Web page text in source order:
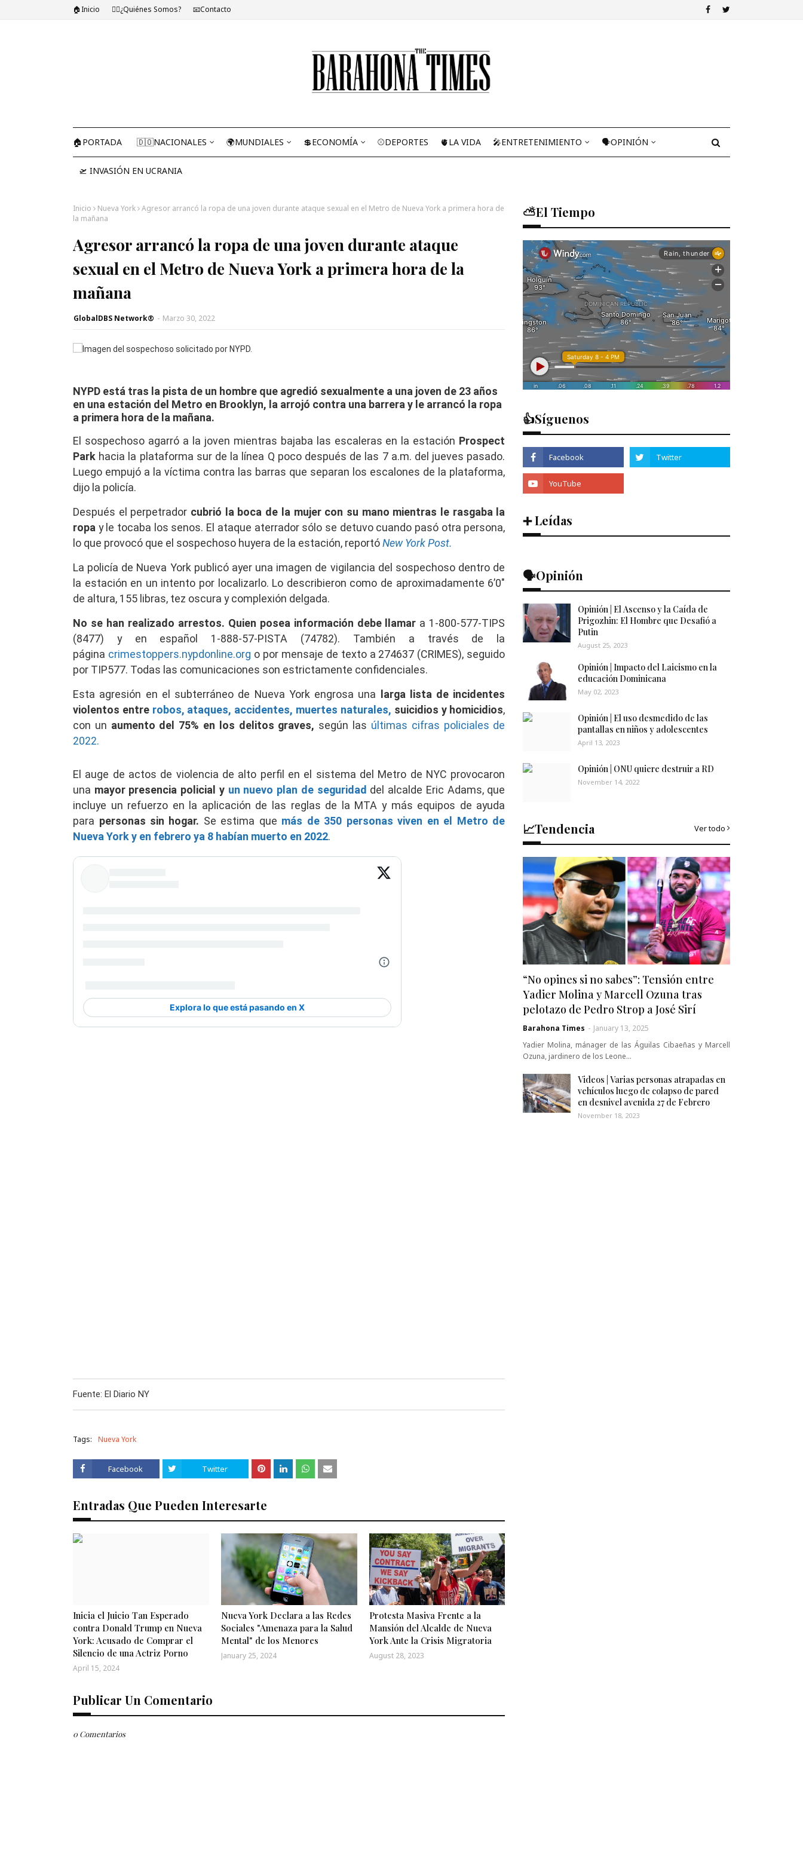
🏠Inicio 🤷‍♂️¿Quiénes Somos? 📧Contacto
🏠PORTADA 🇩🇴NACIONALES 🌍MUNDIALES 💲ECONOMÍA ⚾DEPORTES 🫀LA VIDA 🎤ENTRETENIMIENTO 🗣OPINIÓN
🛫 INVASIÓN EN UCRANIA
Inicio Nueva York Agresor arrancó la ropa de una joven durante ataque sexual en el Metro de Nueva York a primera hora de
la mañana
Agresor arrancó la ropa de una joven durante ataque
sexual en el Metro de Nueva York a primera hora de la
mañana
GlobalDBS Network® - Marzo 30, 2022
NYPD está tras la pista de un hombre que agredió sexualmente a una joven de 23 años
en una estación del Metro en Brooklyn, la arrojó contra una barrera y le arrancó la ropa
a primera hora de la mañana.
El sospechoso agarró a la joven mientras bajaba las escaleras en la estación Prospect
Park hacia la plataforma sur de la línea Q poco después de las 7 a.m. del jueves pasado.
Luego empujó a la víctima contra las barras que separan los escalones de la plataforma,
dijo la policía.
Después el perpetrador cubrió la boca de la mujer con su mano mientras le rasgaba la
ropa y le tocaba los senos. El ataque aterrador sólo se detuvo cuando pasó otra persona,
lo que provocó que el sospechoso huyera de la estación, reportóNew York Post.
La policía de Nueva York publicó ayer una imagen de vigilancia del sospechoso dentro de
la estación en un intento por localizarlo. Lo describieron como de aproximadamente 6’0″
de altura, 155 libras, tez oscura y complexión delgada.
No se han realizado arrestos. Quien posea información debe llamar a 1-800-577-TIPS
(8477) y en español 1-888-57-PISTA (74782). También a través de la
página crimestoppers.nypdonline.org o por mensaje de texto a 274637 (CRIMES), seguido
por TIP577. Todas las comunicaciones son estrictamente confidenciales.
Esta agresión en el subterráneo de Nueva York engrosa una larga lista de incidentes
violentos entre robos, ataques, accidentes, muertes naturales, suicidios y homicidios,
con un aumento del 75% en los delitos graves, según las últimas cifras policiales de
2022.
El auge de actos de violencia de alto perfil en el sistema del Metro de NYC provocaron
una mayor presencia policial y un nuevo plan de seguridad del alcalde Eric Adams, que
incluye un refuerzo en la aplicación de las reglas de la MTA y más equipos de ayuda
para personas sin hogar. Se estima que más de 350 personas viven en el Metro de
Nueva York y en febrero ya 8 habían muerto en 2022.
Fuente: El Diario NY
Tags: Nueva York
Facebook Twitter
Entradas Que Pueden Interesarte
Inicia el Juicio Tan Esperado
contra Donald Trump en Nueva
York: Acusado de Comprar el
Silencio de una Actriz Porno
April 15, 2024
Nueva York Declara a las Redes
Sociales "Amenaza para la Salud
Mental" de los Menores
January 25, 2024
Protesta Masiva Frente a la
Mansión del Alcalde de Nueva
York Ante la Crisis Migratoria
August 28, 2023
Publicar Un Comentario
0 Comentarios
⛅El Tiempo
👍Síguenos
➕ Leídas
🗣️Opinión
Opinión | El Ascenso y la Caída de
Prigozhin: El Hombre que Desafió a
Putin
August 25, 2023
Opinión | Impacto del Laicismo en la
educación Dominicana
May 02, 2023
Opinión | El uso desmedido de las
pantallas en niños y adolescentes
April 13, 2023
Opinión | ONU quiere destruir a RD
November 14, 2022
📈Tendencia Ver todo
“No opines si no sabes”: Tensión entre
Yadier Molina y Marcell Ozuna tras
pelotazo de Pedro Strop a José Sirí
Barahona Times - January 13, 2025
Yadier Molina, mánager de las Águilas Cibaeñas y Marcell
Ozuna, jardinero de los Leone…
Videos | Varias personas atrapadas en
vehículos luego de colapso de pared
en desnivel avenida 27 de Febrero
November 18, 2023